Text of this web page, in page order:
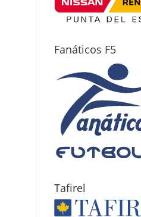
Fanáticos F5
Tafirel